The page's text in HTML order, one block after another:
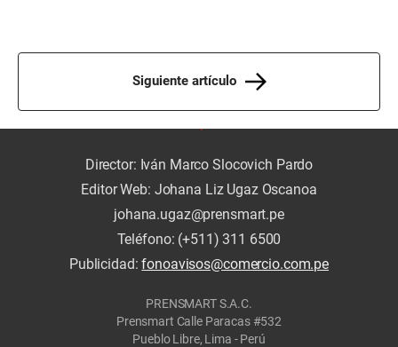
Siguiente artículo
Director: Iván Marco Slocovich Pardo
Editor Web: Johana Liz Ugaz Oscanoa
johana.ugaz@prensmart.pe
Teléfono: (+511) 311 6500
Publicidad:fonoavisos@comercio.com.pe
PRENSMART S.A.C.
Prensmart Calle Paracas #532
Pueblo Libre, Lima - Perú